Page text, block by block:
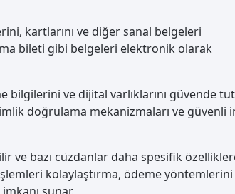
kartlarını ve diğer sanal belgeleri
bileti gibi belgeleri elektronik olarak
bilgilerini ve dijital varlıklarını güvende
doğrulama mekanizmaları ve güvenli
ve bazı cüzdanlar daha spesifik
kolaylaştırma, ödeme